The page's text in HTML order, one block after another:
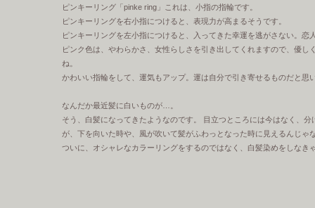
ピンキーリング「pinke ring」これは、小指の指輪です。
ピンキーリングを右小指につけると、表現力が高まるそうです。
ピンキーリングを左小指につけると、入ってきた幸運を逃がさない。恋
ピンク色は、やわらかさ、女性らしさを引き出してくれますので、優
ね。
かわいい指輪をして、運気もアップ。運は自分で引き寄せるものだと
なんだか最近髪に白いものが…。
そう、白髪になってきたようなのです。 目立つところには今はなく、
が、下を向いた時や、風が吹いて髪がふわっとなった時に見えるんじゃ
ついに、オシャレなカラーリングをするのではなく、白髪染めをしな